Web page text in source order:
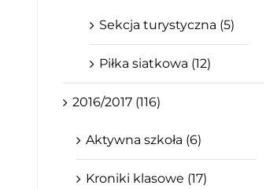
Sekcja turystyczna (5)
Piłka siatkowa (12)
2016/2017 (116)
Aktywna szkoła (6)
Kroniki klasowe (17)